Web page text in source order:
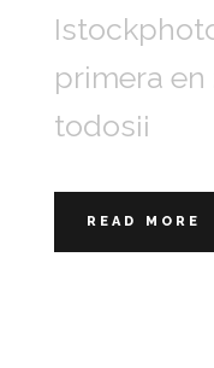
primera en
todos¡¡
READ MORE